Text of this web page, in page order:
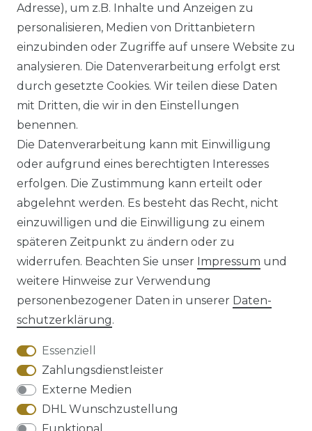
Flatfront Hose mit
Schurwollanteil, Udine
(0283003455100)
ab 99,95 € *
Impressum Daten­schutz­erklärung
AGB Barrierefreiheitserklärung
Widerrufs­recht
Adresse), um z.B. Inhalte und Anzeigen zu
personalisieren, Medien von Drittanbietern
einzubinden oder Zugriffe auf unsere Website zu
analysieren. Die Datenverarbeitung erfolgt erst
durch gesetzte Cookies. Wir teilen diese Daten
mit Dritten, die wir in den Einstellungen
benennen.
Die Datenverarbeitung kann mit Einwilligung
oder aufgrund eines berechtigten Interesses
erfolgen. Die Zustimmung kann erteilt oder
abgelehnt werden. Es besteht das Recht, nicht
einzuwilligen und die Einwilligung zu einem
späteren Zeitpunkt zu ändern oder zu
widerrufen. Beachten Sie unser Impressum und
weitere Hinweise zur Verwendung
personenbezogener Daten in unserer Daten­
schutz­erklärung.
Essenziell
Zahlungsdienstleister
Externe Medien
DHL Wunschzustellung